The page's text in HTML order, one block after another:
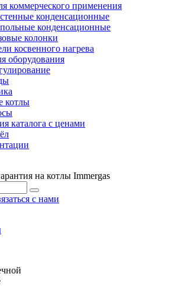
коммерческого применения
конденсационные
конденсационные
колонки
косвенного нагрева
оборудования
котлы
каталога с ценами
на котлы Immergas
с нами